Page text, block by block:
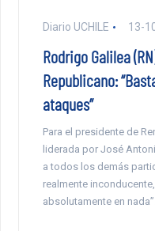
Diario UCHILE 13-
Rodrigo Galilea
Republicano:
ataques”
Para el presidente de
liderada por José
a todos los demás
realmente
absolutamente en nada”.